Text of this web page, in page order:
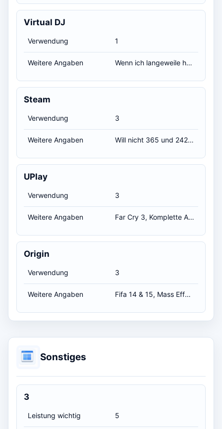
Virtual DJ
Verwendung 1
Weitere Angaben Wenn ich langeweile habe
Steam
Verwendung 3
Weitere Angaben Will nicht 365 und 242 DLC´s aufzählen
UPlay
Verwendung 3
Weitere Angaben Far Cry 3, Komplette AC reihe bis auf UNnity, Far Cry 4, Anno 2070
Origin
Verwendung 3
Weitere Angaben Fifa 14 & 15, Mass Effect 1-3, Sim City, Dragon Age Origins, Sims 2, Dead Space 1-3, Crysis 2-3, BF3, Alice - Madness Returns, Burnout Paradise
Sonstiges
3
Leistung wichtig 5